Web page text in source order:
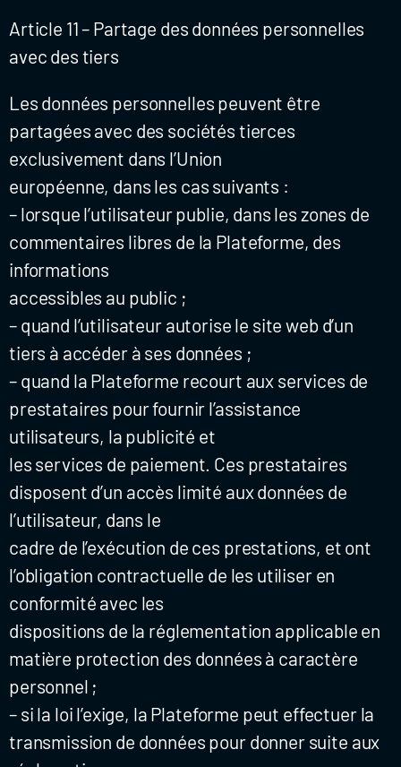
Article 11 – Partage des données personnelles
avec des tiers
Les données personnelles peuvent être
partagées avec des sociétés tierces
exclusivement dans l’Union
européenne, dans les cas suivants :
– lorsque l’utilisateur publie, dans les zones de
commentaires libres de la Plateforme, des
informations
accessibles au public ;
– quand l’utilisateur autorise le site web d’un
tiers à accéder à ses données ;
– quand la Plateforme recourt aux services de
prestataires pour fournir l’assistance
utilisateurs, la publicité et
les services de paiement. Ces prestataires
disposent d’un accès limité aux données de
l’utilisateur, dans le
cadre de l’exécution de ces prestations, et ont
l’obligation contractuelle de les utiliser en
conformité avec les
dispositions de la réglementation applicable en
matière protection des données à caractère
personnel ;
– si la loi l’exige, la Plateforme peut effectuer la
transmission de données pour donner suite aux